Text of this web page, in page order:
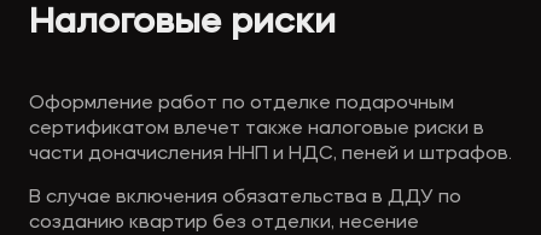
Налоговые риски
Оформление работ по отделке подарочным
сертификатом влечет также налоговые риски в
В случае включения обязательства в ДДУ по
созданию квартир без отделки, несение